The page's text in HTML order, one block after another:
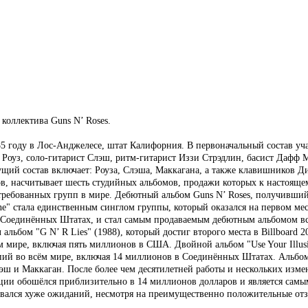
Guns N’ Roses.
году в Лос-Анджелесе, штат Калифорния. В первоначальный состав
соло-гитарист Слэш, ритм-гитарист Иззи Стрэдлин, басист
состав включает: Роуза, Слэша, Маккагана, а также
насчитывает шесть студийных альбомов, продажи которых к
групп в мире. Дебютный альбом Guns N’ Roses,
стала единственным синглом группы, который оказался на первом
Штатах, и стал самым продаваемым дебютным альбомом
"G N’ R Lies" (1988), который достиг второго места в
мире, включая пять миллионов в США. Двойной альбом "Use Your
во всём мире, включая 14 миллионов в Соединённых Штатах.
Маккаган. После более чем десятилетней работы и нескольких
обошёлся приблизительно в 14 миллионов долларов и является
хуже ожиданий, несмотря на преимущественно положительные